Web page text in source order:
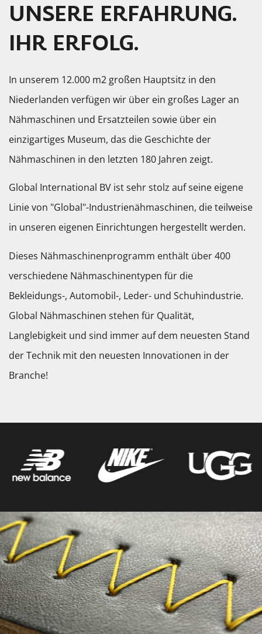
UNSERE ERFAHRUNG.
IHR ERFOLG.
In unserem 12.000 m2 großen Hauptsitz in den
Niederlanden verfügen wir über ein großes Lager an
Nähmaschinen und Ersatzteilen sowie über ein
einzigartiges Museum, das die Geschichte der
Nähmaschinen in den letzten 180 Jahren zeigt.
Global International BV ist sehr stolz auf seine eigene
Linie von "Global"-Industrienähmaschinen, die teilweise
in unseren eigenen Einrichtungen hergestellt werden.
Dieses Nähmaschinenprogramm enthält über 400
verschiedene Nähmaschinentypen für die
Bekleidungs-, Automobil-, Leder- und Schuhindustrie.
Global Nähmaschinen stehen für Qualität,
Langlebigkeit und sind immer auf dem neuesten Stand
der Technik mit den neuesten Innovationen in der
Branche!